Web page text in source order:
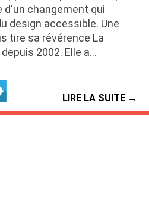
changement qui
design accessible. Une
tire sa révérence La
2002. Elle a…
LIRE LA SUITE →